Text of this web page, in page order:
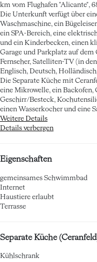
km vom Flughafen "Alicante",
Die Unterkunft verfügt über
Waschmaschine, ein
ein SPA-Bereich, eine
und ein Kinderbecken, einen
Garage und Parkplatz auf dem
Fernseher, Satelliten-TV (in
Englisch, Deutsch,
Die Separate Küche mit
eine Mikrowelle, ein Backofen,
Geschirr/Besteck,
einen Wasserkocher und eine
Weitere Details
Details verbergen
Eigenschaften
gemeinsames Schwimmbad
Internet
Haustiere erlaubt
Terrasse
Separate Küche
Kühlschrank